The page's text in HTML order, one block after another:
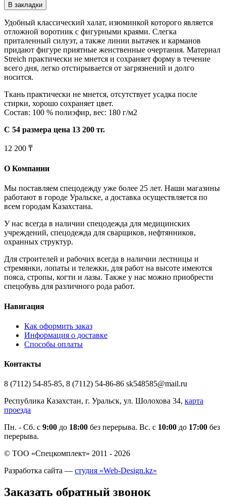
В закладки
Удобный классический халат, изюминкой которого является
отложной воротник с фигурными краями. Слегка
приталенный силуэт, а также линии вытачек и карманов
придают фигуре приятные женственные очертания. Материал
Streich практически не мнется и сохраняет форму в течение
всего дня, легко отстирывается от загрязнений и долго
носится.
Ткань практически не мнется, отсутствует усадка после
стирки, хорошо сохраняет цвет.
Состав: 100 % полиэфир, вес: 180 г/м2
С 54 размера цена 13 200 тг.
12 200 ₸
О Компании
Мы поставляем спецодежду уже более 25 лет. Наши магазины
работают в городе Уральске, а доставка осуществляется по
всем городам Казахстана.
У нас всегда в наличии спецодежда для медицинских
учреждений, спецодежда для сварщиков, нефтянников,
охранных структур.
Для строителей и рабочих всегда в наличии лестницы и
стремянки, лопаты и тележки, для работ на высоте имеются
пояса, стропы, когти и лазы. Также у нас можно приобрести
спецобувь для различного рода работ.
Навигация
Как оформить заказ
Информация о доставке
Способы оплаты
Контакты
8 (7112) 54-85-85, 8 (7112) 54-86-86 sk548585@mail.ru
Республика Казахстан, г. Уральск, ул. Шолохова 34, карта
проезда
Пн. - Cб. с 9:00 до 18:00 без перерыва. Вс. с 10:00 до 17:00 без
перерыва.
© ТОО «Спецкомплект» 2011 - 2026
Разработка сайта — студия «Web-Design.kz»
Заказать обратный звонок